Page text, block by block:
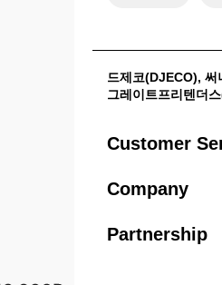
드제코(DJECO),써
그레이트프리텐더
Customer
Company
Partnership